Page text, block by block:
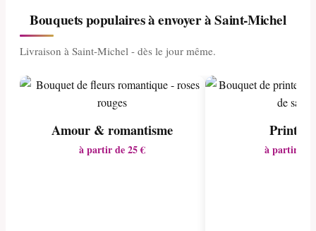
Bouquets populaires à envoyer à Saint-Michel
Livraison à Saint-Michel - dès le jour même.
Amour & romantisme
à partir de 25 € à partir de